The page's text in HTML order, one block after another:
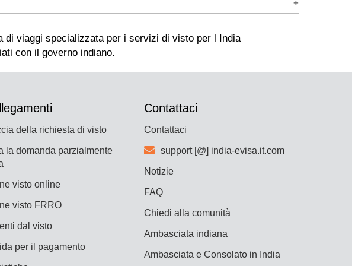
paese.
richiedono la febbre gialla. Possono fare clic sul collegamento
la loro domanda prima di inviare il modulo.
discrepanze.
della richiesta di visto
la domanda parzialmente
visto online
visto FRRO
dal visto
per il pagamento
Contattaci
Contattaci
support [@] india-evisa.it.com
Notizie
FAQ
Chiedi alla comunità
Ambasciata indiana
Ambasciata e Consolato in India